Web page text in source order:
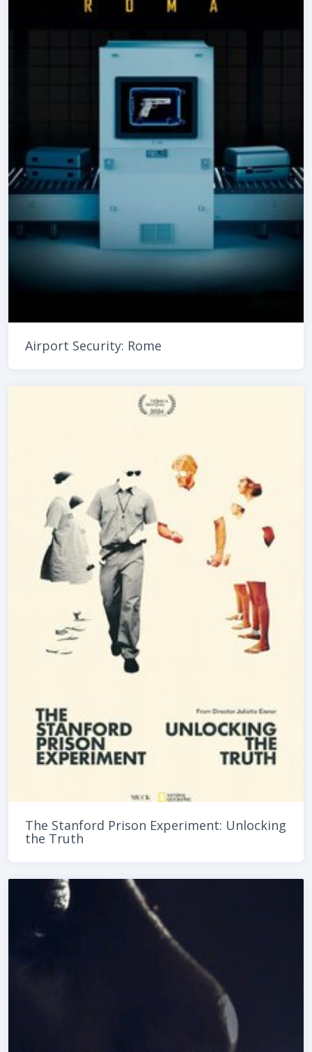
Airport Security: Rome
The Stanford Prison Experiment: Unlocking
the Truth